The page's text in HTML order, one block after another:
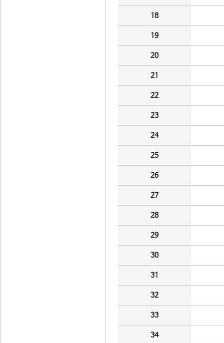
18
19
20
21
22
23
24
25
26
27
28
29
30
31
32
33
34